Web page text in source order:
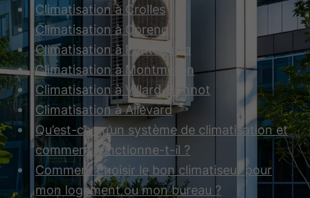
Climatisation à Crolles
Climatisation à Corenc
Climatisation à Pontcharra
Climatisation à Montmélian
Climatisation à Villard-Bonnot
Climatisation à Allevard
Qu’est-ce qu’un système de climatisation et
comment fonctionne-t-il ?
Comment choisir le bon climatiseur pour
mon logement ou mon bureau ?